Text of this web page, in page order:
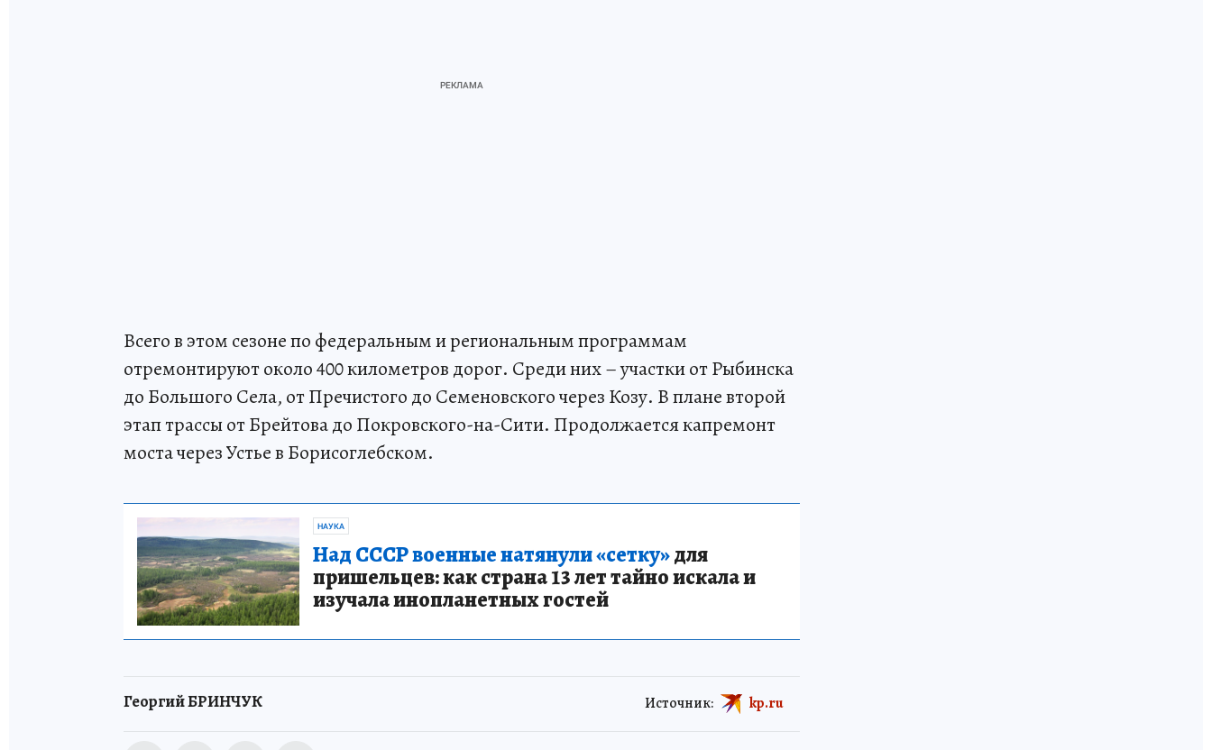
Всего в этом сезоне по федеральным и региональным программам
отремонтируют около 400 километров дорог. Среди них – участки от Рыбинска
до Большого Села, от Пречистого до Семеновского через Козу. В плане второй
этап трассы от Брейтова до Покровского-на-Сити. Продолжается капремонт
моста через Устье в Борисоглебском.
НАУКА
Над СССР военные натянули «сетку»для
пришельцев: как страна 13 лет тайно искала и
изучала инопланетных гостей
Георгий БРИНЧУК Источник: kp.ru